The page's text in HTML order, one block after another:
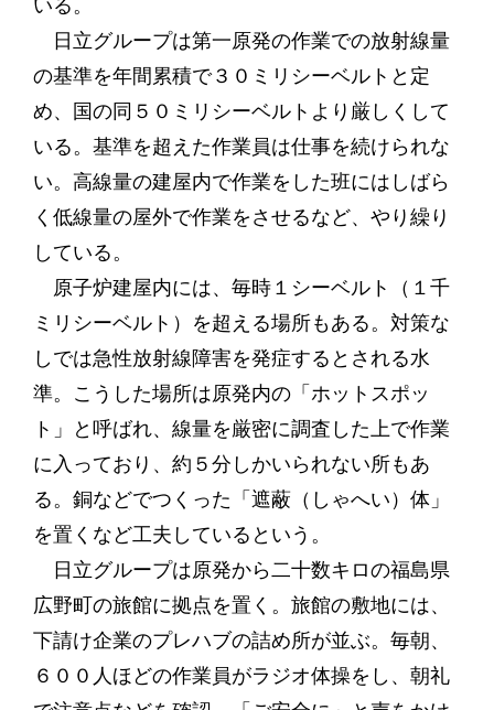
いる。
日立グループは第一原発の作業での放射線量
の基準を年間累積で３０ミリシーベルトと定
め、国の同５０ミリシーベルトより厳しくして
いる。基準を超えた作業員は仕事を続けられな
い。高線量の建屋内で作業をした班にはしばら
く低線量の屋外で作業をさせるなど、やり繰り
している。
原子炉建屋内には、毎時１シーベルト（１千
ミリシーベルト）を超える場所もある。対策な
しでは急性放射線障害を発症するとされる水
準。こうした場所は原発内の「ホットスポッ
ト」と呼ばれ、線量を厳密に調査した上で作業
に入っており、約５分しかいられない所もあ
る。銅などでつくった「遮蔽（しゃへい）体」
を置くなど工夫しているという。
日立グループは原発から二十数キロの福島県
広野町の旅館に拠点を置く。旅館の敷地には、
下請け企業のプレハブの詰め所が並ぶ。毎朝、
６００人ほどの作業員がラジオ体操をし、朝礼